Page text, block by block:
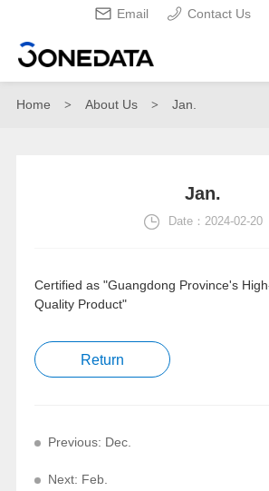
Email Contact Us
Home > About Us > Jan.
Jan.
Date：2024-02-20
Certified as "Guangdong Province's
Quality Product"
Return
Previous: Dec.
Next: Feb.